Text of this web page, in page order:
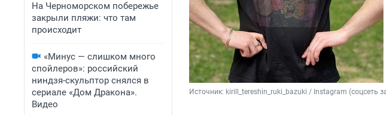
На Черноморском побережье
закрыли пляжи: что там
происходит
«Минус — слишком много
спойлеров»: российский
ниндзя-скульптор снялся в
сериале «Дом Дракона».
Видео
Источник: kirill_tereshin_ruki_bazuki / Instagram (соцсеть